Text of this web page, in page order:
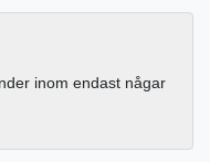
inom endast någar